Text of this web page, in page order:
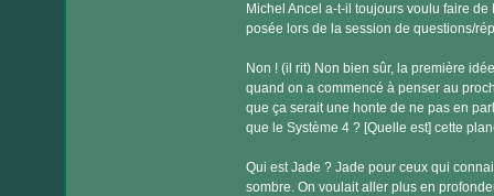
Michel Ancel a-t-il toujours voulu faire
posée lors de la session de questions/
Non ! (il rit) Non bien sûr, la première
quand on a commencé à penser au
que ça serait une honte de ne pas en
que le Système 4 ? [Quelle est] cette
Qui est Jade ? Jade pour ceux qui
sombre. On voulait aller plus en